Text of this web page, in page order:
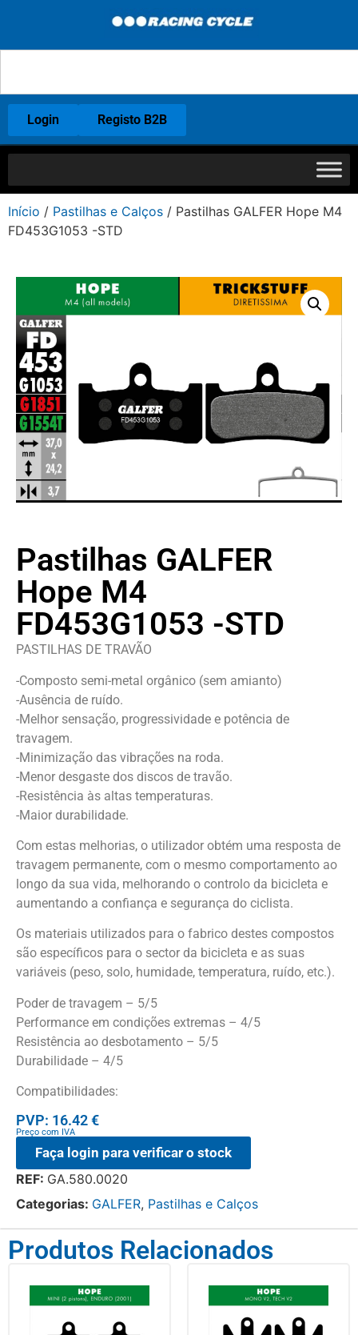
Login Registo B2B
Início / Pastilhas e Calços / Pastilhas GALFER Hope M4
FD453G1053 -STD
Pastilhas GALFER
Hope M4
FD453G1053 -STD
PASTILHAS DE TRAVÃO
-Composto semi-metal orgânico (sem amianto)
-Ausência de ruído.
-Melhor sensação, progressividade e potência de
travagem.
-Minimização das vibrações na roda.
-Menor desgaste dos discos de travão.
-Resistência às altas temperaturas.
-Maior durabilidade.
Com estas melhorias, o utilizador obtém uma resposta de
travagem permanente, com o mesmo comportamento ao
longo da sua vida, melhorando o controlo da bicicleta e
aumentando a confiança e segurança do ciclista.
Os materiais utilizados para o fabrico destes compostos
são específicos para o sector da bicicleta e as suas
variáveis (peso, solo, humidade, temperatura, ruído, etc.).
Poder de travagem – 5/5
Performance em condições extremas – 4/5
Resistência ao desbotamento – 5/5
Durabilidade – 4/5
Compatibilidades:
PVP: 16.42 €
Preço com IVA
Faça login para verificar o stock
REF: GA.580.0020
Categorias: GALFER, Pastilhas e Calços
Produtos Relacionados